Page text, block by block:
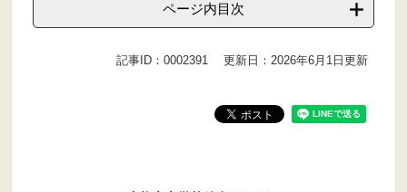
ページ内目次
記事ID：0002391 更新日：2026年6月1日更新